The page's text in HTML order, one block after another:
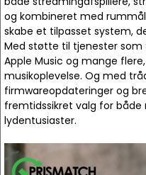
og kombineret med
skabe et tilpasset system,
Med støtte til tjenester som
Apple Music og mange
musikoplevelse. Og med
firmwareopdateringer og
fremtidssikret valg for
lydentusiaster.